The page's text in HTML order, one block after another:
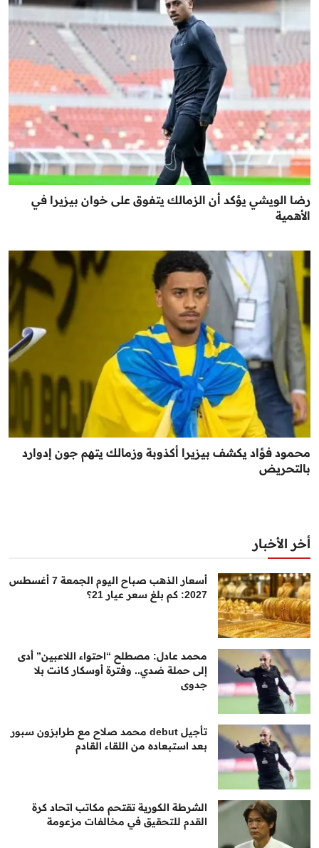
رضا الويشي يؤكد أن الزمالك يتفوق على خوان بيزيرا في
الأهمية
محمود فؤاد يكشف بيزيرا أكذوبة وزمالك يتهم جون إدوارد
بالتحريض
أخر الأخبار
أسعار الذهب صباح اليوم الجمعة 7 أغسطس
2027: كم بلغ سعر عيار 21؟
محمد عادل: مصطلح “احتواء اللاعبين” أدى
إلى حملة ضدي.. وفترة أوسكار كانت بلا
جدوى
تأجيل debut محمد صلاح مع طرابزون سبور
بعد استبعاده من اللقاء القادم
الشرطة الكورية تقتحم مكاتب اتحاد كرة
القدم للتحقيق في مخالفات مزعومة